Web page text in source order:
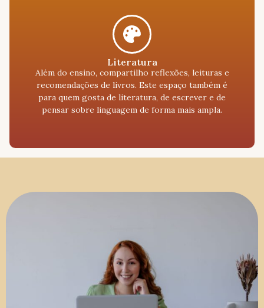
Literatura
Além do ensino, compartilho reflexões, leituras e
recomendações de livros. Este espaço também é
para quem gosta de literatura, de escrever e de
pensar sobre linguagem de forma mais ampla.